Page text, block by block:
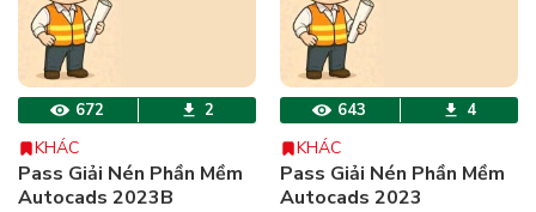
672 2
KHÁC
Pass Giải Nén Phần Mềm
Autocads 2023B
643 4
KHÁC
Pass Giải Nén Phần Mềm
Autocads 2023